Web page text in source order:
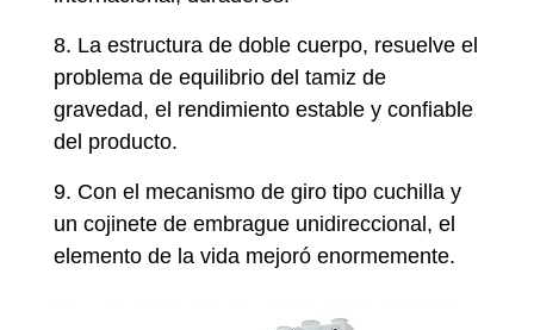
8. La estructura de doble cuerpo, resuelve el
problema de equilibrio del tamiz de
gravedad, el rendimiento estable y confiable
del producto.
9. Con el mecanismo de giro tipo cuchilla y
un cojinete de embrague unidireccional, el
elemento de la vida mejoró enormemente.